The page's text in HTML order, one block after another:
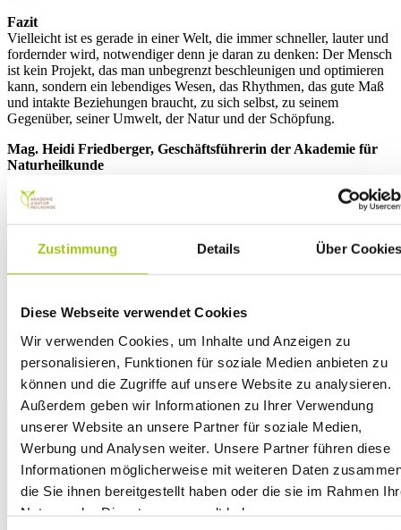
Zustimmung Details Über
Diese Webseite verwendet Cookies
Wir verwenden Cookies, um Inhalte und Anzeigen zu
personalisieren, Funktionen für soziale Medien anbieten zu
können und die Zugriffe auf unsere Website zu analysieren.
Außerdem geben wir Informationen zu Ihrer Verwendung
unserer Website an unsere Partner für soziale Medien,
Werbung und Analysen weiter. Unsere Partner führen diese
Informationen möglicherweise mit weiteren Daten
die Sie ihnen bereitgestellt haben oder die sie im Rahmen
Nutzung der Dienste gesammelt haben.
Fazit
Vielleicht ist es gerade in einer Welt, die immer schneller, lauter und
fordernder wird, notwendiger denn je daran zu denken: Der Mensch
ist kein Projekt, das man unbegrenzt beschleunigen und optimieren
kann, sondern ein lebendiges Wesen, das Rhythmen, das gute Maß
und intakte Beziehungen braucht, zu sich selbst, zu seinem
Gegenüber, seiner Umwelt, der Natur und der Schöpfung.
Mag. Heidi Friedberger, Geschäftsführerin der Akademie für
Naturheilkunde
Dieser Eintrag wurde veröffentlicht am
. Setzen
Sie ein Lesezeichen auf den
OPERATION & VERLETZUNG – Die Bedeutung von
Mikronährstoffen für Wundheilung und Genesung
KRÄUTERBUSCH UND KRÄUTERWEIH – MAGISCHE
HAUSAPOTHEKE MIT GÖTTLICHEM SEGEN
Schreiben Sie einen Kommentar
Ihre E-Mail-Adresse wird nicht veröffentlicht. Erforderliche Felder
sind mit*markiert
Kommentar*